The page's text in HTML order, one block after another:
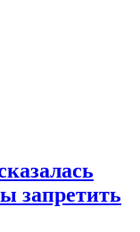
запретить